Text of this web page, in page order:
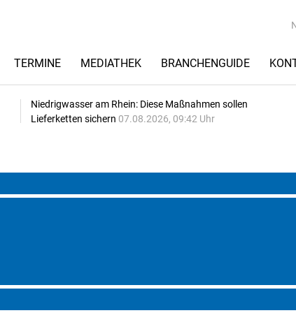
TERMINE MEDIATHEK BRANCHENGUIDE
Niedrigwasser am Rhein: Diese Maßnahmen sollen
Lieferketten sichern 07.08.2026, 09:42 Uhr